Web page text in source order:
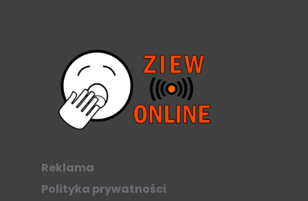
Reklama
Polityka prywatności